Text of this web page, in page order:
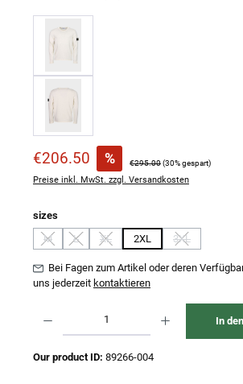
Verkaufspreis:
€206.50 % Regulärer Preis:
€295.00(30% gespart)
Preise inkl. MwSt. zzgl. Versandkosten
sizesauswählen
M
(Diese Option ist zurzeit nicht verfügbar.)
L
(Diese Option ist zurzeit nicht verfügbar.)
XL
(Diese Option ist zurzeit nicht
2XL 3XL
(Diese Option
Bei Fagen zum Artikel oder deren
uns jederzeit kontaktieren
In
Our product ID: 89266-004